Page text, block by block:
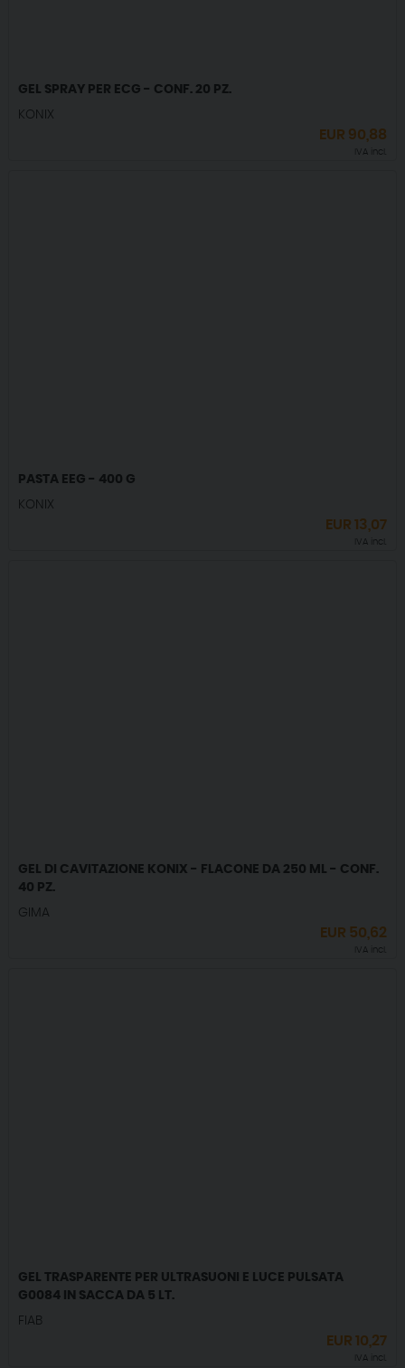
GEL SPRAY PER ECG - CONF. 20 PZ.
KONIX
EUR 90,88
IVA incl.
PASTA EEG - 400 G
KONIX
EUR13,07
IVA incl.
GEL DI CAVITAZIONE KONIX - FLACONE DA 250 ML - CONF.
40 PZ.
GIMA
EUR 50,62
IVA incl.
GEL TRASPARENTE PER ULTRASUONI E LUCE PULSATA
G0084 IN SACCA DA 5 LT.
FIAB
EUR10,27
IVA incl.